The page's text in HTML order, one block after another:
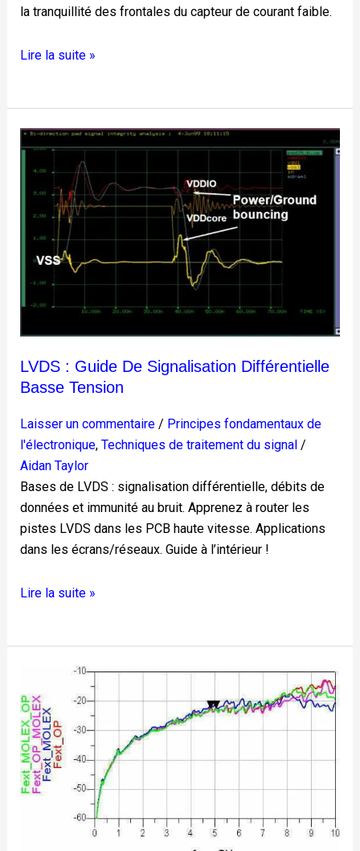
la tranquillité des frontales du capteur de courant faible.
Lire la suite »
LVDS : Guide De Signalisation Différentielle
Basse Tension
Laisser un commentaire / Principes fondamentaux de
l'électronique, Techniques de traitement du signal /
Aidan Taylor
Bases de LVDS : signalisation différentielle, débits de
données et immunité au bruit. Apprenez à router les
pistes LVDS dans les PCB haute vitesse. Applications
dans les écrans/réseaux. Guide à l’intérieur !
LVDS
signalisation
différentielle
basse
tension
Lire la suite »
Diaphonie
dans
les
PCB
:
Causes